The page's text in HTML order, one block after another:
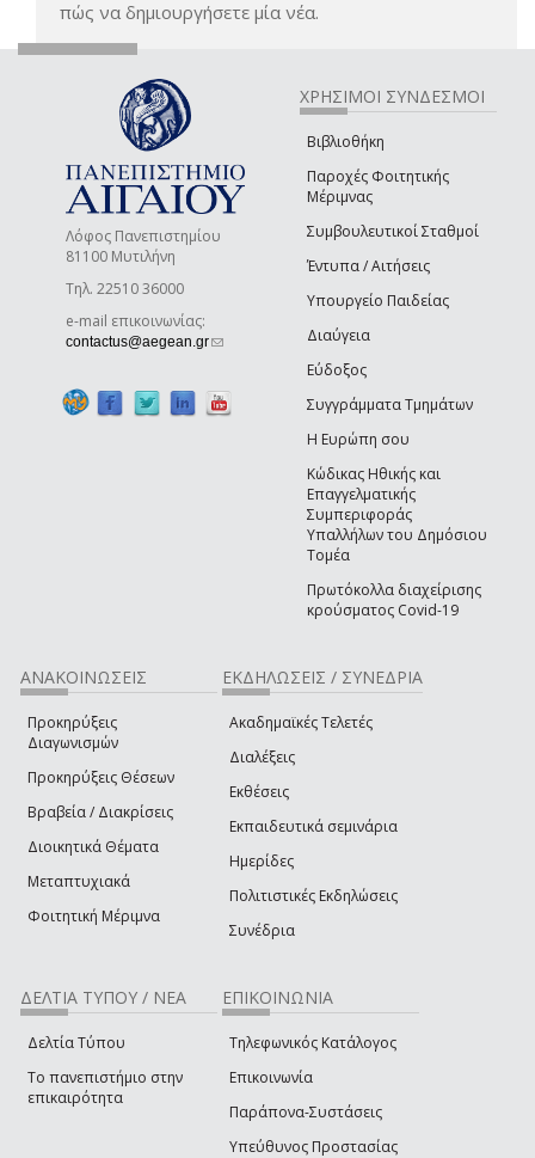
πώς να δημιουργήσετε μία νέα.
Λόφος Πανεπιστημίου
81100 Μυτιλήνη
Τηλ. 22510 36000
e-mail επικοινωνίας:
contactus@aegean.gr(link sends e-mail)
ΧΡΗΣΙΜΟΙ ΣΥΝΔΕΣΜΟΙ
Βιβλιοθήκη
Παροχές Φοιτητικής
Μέριμνας
Συμβουλευτικοί Σταθμοί
Έντυπα / Αιτήσεις
Υπουργείο Παιδείας
Διαύγεια
Εύδοξος
Συγγράμματα Τμημάτων
Η Ευρώπη σου
Κώδικας Ηθικής και
Επαγγελματικής
Συμπεριφοράς
Υπαλλήλων του Δημόσιου
Τομέα
Πρωτόκολλα διαχείρισης
κρούσματος Covid-19
ΑΝΑΚΟΙΝΩΣΕΙΣ
Προκηρύξεις
Διαγωνισμών
Προκηρύξεις Θέσεων
Βραβεία / Διακρίσεις
Διοικητικά Θέματα
Μεταπτυχιακά
Φοιτητική Μέριμνα
ΕΚΔΗΛΩΣΕΙΣ / ΣΥΝΕΔΡΙΑ
Ακαδημαϊκές Τελετές
Διαλέξεις
Εκθέσεις
Εκπαιδευτικά σεμινάρια
Ημερίδες
Πολιτιστικές Εκδηλώσεις
Συνέδρια
ΔΕΛΤΙΑ ΤΥΠΟΥ / ΝΕΑ
Δελτία Τύπου
Το πανεπιστήμιο στην
επικαιρότητα
ΕΠΙΚΟΙΝΩΝΙΑ
Τηλεφωνικός Κατάλογος
Επικοινωνία
Παράπονα-Συστάσεις
Υπεύθυνος Προστασίας